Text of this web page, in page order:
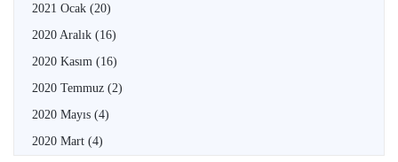
2021 Ocak (20)
2020 Aralık (16)
2020 Kasım (16)
2020 Temmuz (2)
2020 Mayıs (4)
2020 Mart (4)